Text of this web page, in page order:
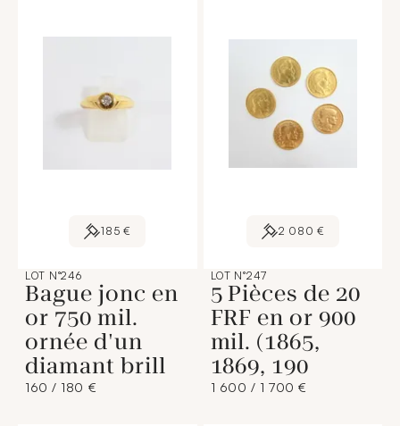
185 €
LOT N°246
Bague jonc en
or 750 mil.
ornée d'un
diamant brill
160 / 180 €
2 080 €
LOT N°247
5 Pièces de 20
FRF en or 900
mil. (1865,
1869, 190
1 600 / 1 700 €